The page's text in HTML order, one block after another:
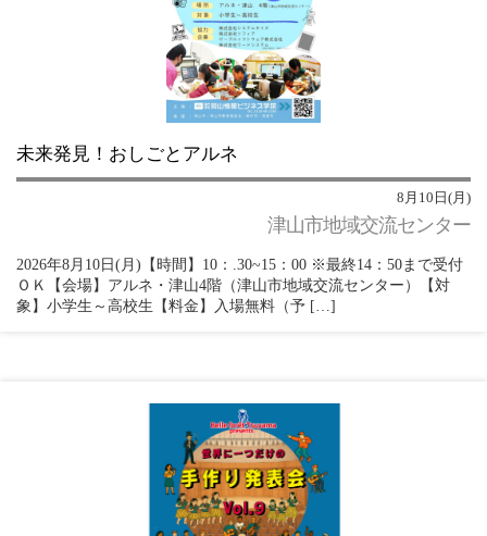
未来発見！おしごとアルネ
8月10日(月)
津山市地域交流センター
2026年8月10日(月)【時間】10：.30~15：00 ※最終14：50まで受付
ＯＫ【会場】アルネ・津山4階（津山市地域交流センター）【対
象】小学生～高校生【料金】入場無料（予 […]